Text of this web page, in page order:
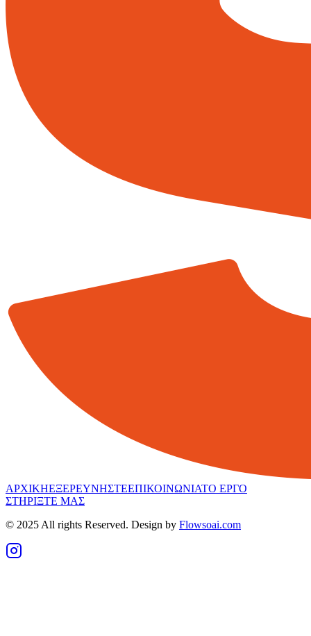
ΑΡΧΙΚΗΕΞΕΡΕΥΝΗΣΤΕΕΠΙΚΟΙΝΩΝΙΑΤΟ ΕΡΓΟ
ΣΤΗΡΙΞΤΕ ΜΑΣ
© 2025 All rights Reserved. Design by Flowsoai.com